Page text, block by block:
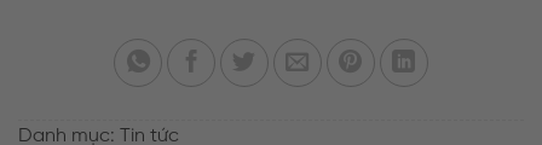
Danh mục: Tin tức